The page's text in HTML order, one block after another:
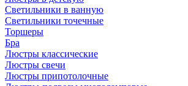
Светильники в ванную
Светильники точечные
Торшеры
Бра
Люстры классические
Люстры свечи
Люстры припотолочные